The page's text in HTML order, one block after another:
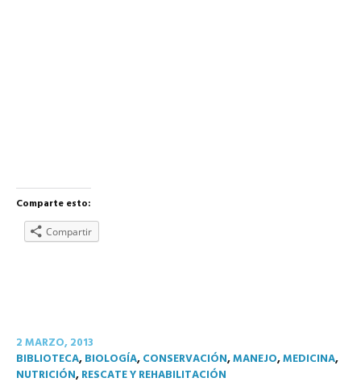
Comparte esto:
Compartir
2 MARZO, 2013
BIBLIOTECA,BIOLOGÍA,CONSERVACIÓN,MANEJO,MEDICINA,
NUTRICIÓN,RESCATE Y REHABILITACIÓN